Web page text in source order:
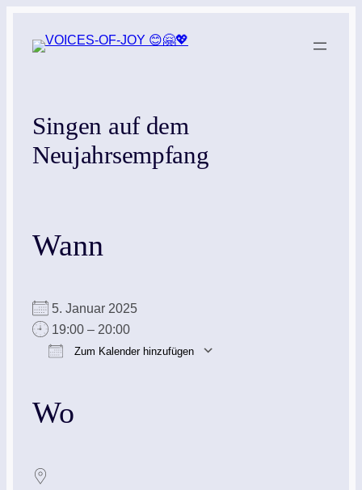
Inhalt
Singen auf dem
Neujahrsempfang
Wann
5. Januar 2025
19:00 – 20:00
Zum Kalender hinzufügen
Wo